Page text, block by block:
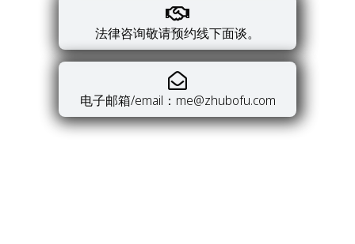
法律咨询敬请预约线下面谈。
电子邮箱/email：me@zhubofu.com